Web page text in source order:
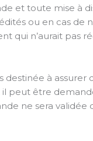
et toute mise à
ou en cas de
qui n’aurait pas
à assurer
peut être
ne sera